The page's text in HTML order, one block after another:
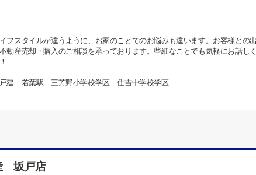
フスタイルが違うように、お家のことでのお悩みも違います。お客様との
動産売却・購入のご相談を承っております。些細なことでも気軽にお話し
建 若葉駅 三芳野小学校学区 住吉中学校学区
坂戸店